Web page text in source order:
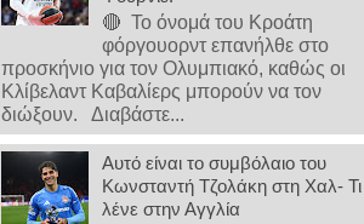
🔴 Το όνομά του Κροάτη
φόργουορντ επανήλθε στο
προσκήνιο για τον Ολυμπιακό, καθώς οι
Κλίβελαντ Καβαλίερς μπορούν να τον
διώξουν. Διαβάστε...
Αυτό είναι το συμβόλαιο του
Κωνσταντή Τζολάκη στη Χαλ- Τι
λένε στην Αγγλία